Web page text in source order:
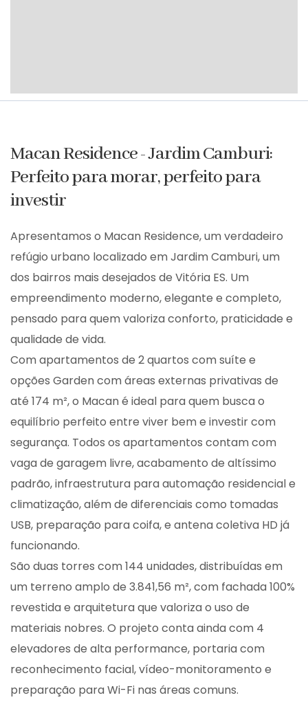
Macan Residence - Jardim Camburi:
Perfeito para morar, perfeito para
investir
Apresentamos o Macan Residence, um verdadeiro
refúgio urbano localizado em Jardim Camburi, um
dos bairros mais desejados de Vitória ES. Um
empreendimento moderno, elegante e completo,
pensado para quem valoriza conforto, praticidade e
qualidade de vida.
Com apartamentos de 2 quartos com suíte e
opções Garden com áreas externas privativas de
até 174 m², o Macan é ideal para quem busca o
equilíbrio perfeito entre viver bem e investir com
segurança. Todos os apartamentos contam com
vaga de garagem livre, acabamento de altíssimo
padrão, infraestrutura para automação residencial e
climatização, além de diferenciais como tomadas
USB, preparação para coifa, e antena coletiva HD já
funcionando.
São duas torres com 144 unidades, distribuídas em
um terreno amplo de 3.841,56 m², com fachada 100%
revestida e arquitetura que valoriza o uso de
materiais nobres. O projeto conta ainda com 4
elevadores de alta performance, portaria com
reconhecimento facial, vídeo-monitoramento e
preparação para Wi-Fi nas áreas comuns.